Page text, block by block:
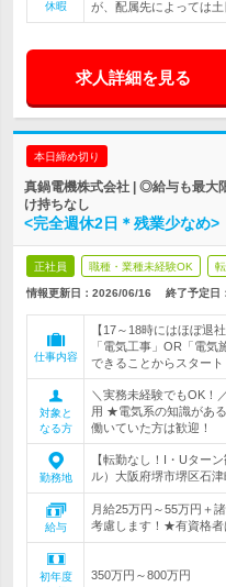
休暇 が、配属先によっては
求人詳細を見る
本日締め切り
真鍋電機株式会社 | ◎給与も最大
け持ちなし
<完全週休2日＊残業少なめ>
正社員 職種・業種未経験OK
情報更新日：2026/06/16 終了予定日：
仕事内容
【17～18時にはほぼ退
「電気工事」OR「電
できることからスタート
対象と
なる方
＼実務未経験でもOK
用 ★電気系の知識があ
働いていた方は歓迎！
勤務地
【転勤なし！I・Uター
ル）大阪府堺市堺区石
給与
月給25万円～55万円＋
考慮します！★有資格者
初年度
350万円～800万円